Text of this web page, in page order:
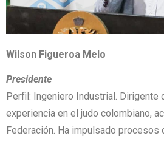
Wilson Figueroa Melo
Presidente
Perfil: Ingeniero Industrial. Dirigente
experiencia en el judo colombiano,
Federación. Ha impulsado procesos